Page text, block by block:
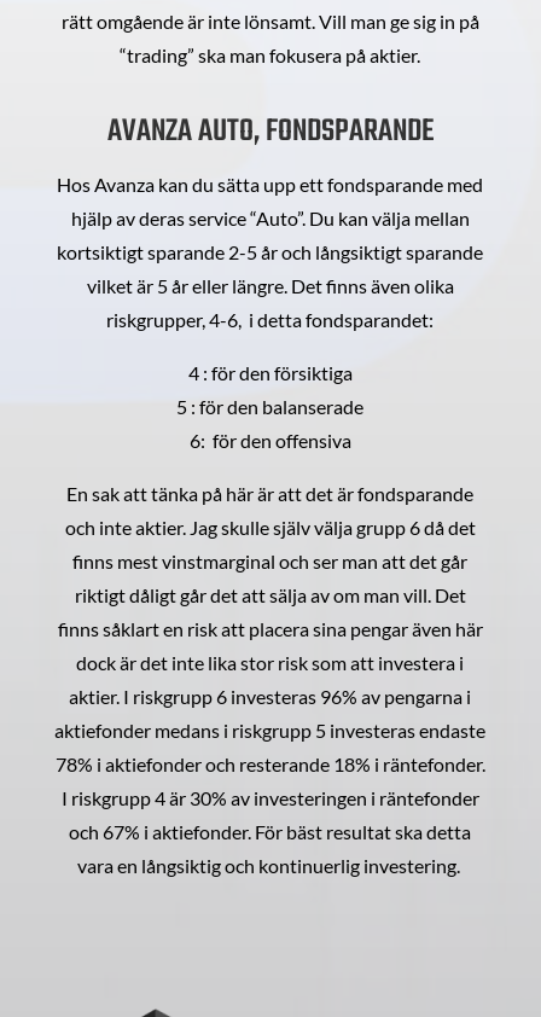
rätt omgående är inte lönsamt. Vill man ge sig in på
“trading” ska man fokusera på aktier.
AVANZA AUTO, FONDSPARANDE
Hos Avanza kan du sätta upp ett fondsparande med
hjälp av deras service “Auto”. Du kan välja mellan
kortsiktigt sparande 2-5 år och långsiktigt sparande
vilket är 5 år eller längre. Det finns även olika
riskgrupper, 4-6, i detta fondsparandet:
4 : för den försiktiga
5 : för den balanserade
6: för den offensiva
En sak att tänka på här är att det är fondsparande
och inte aktier. Jag skulle själv välja grupp 6 då det
finns mest vinstmarginal och ser man att det går
riktigt dåligt går det att sälja av om man vill. Det
finns såklart en risk att placera sina pengar även här
dock är det inte lika stor risk som att investera i
aktier. I riskgrupp 6 investeras 96% av pengarna i
aktiefonder medans i riskgrupp 5 investeras endaste
78% i aktiefonder och resterande 18% i räntefonder.
I riskgrupp 4 är 30% av investeringen i räntefonder
och 67% i aktiefonder. För bäst resultat ska detta
vara en långsiktig och kontinuerlig investering.